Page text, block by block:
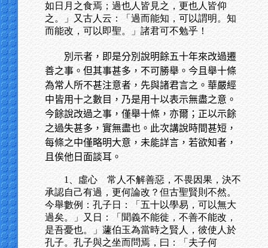
如日月之食焉；過也人皆見之，更也人皆仰
之。」又古人云：「過而能知，可以謂明。知
而能改，可以即聖。」諸君可不勉乎！
別示者，即是分別說明餘五十年來改過遷
善之事。但其事甚多，不可勝舉。今且舉十條
為常人所不甚注意者，先與諸君言之。華嚴經
中皆用十之數目，乃是用十以表示無盡之意。
今餘說改過之事，僅舉十條，亦爾；正以示餘
之過失甚多，實無盡也。此次講說時間甚短，
每條之中僅略明大意，未能詳言，若欲知者，
且俟他日面談耳。
1、虛心 常人不解善惡，不畏因果，決不
承認自己有過，更何論改？但古聖賢則不然。
今舉數例：孔子日：「五十以學易，可以無大
過矣。」又日：「聞義不能徙，不善不能改，
是吾憂也。」蘧伯玉為當時之賢人，彼使人於
孔子。孔子與之坐而問焉，曰：「夫子何